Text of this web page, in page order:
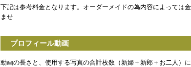
下記は参考料金となります。オーダーメイドの為内容によっては
ませ
プロフィール動画
動画の長さと、使用する写真の合計枚数（新婦＋新郎＋お二人）